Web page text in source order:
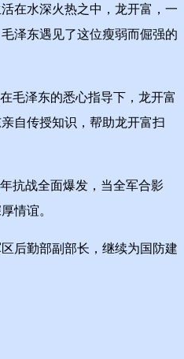
在水深火热之中，龙开富，一
泽东遇见了这位瘦弱而倔强的
毛泽东的悉心指导下，龙开富
自传授知识，帮助龙开富扫
抗战全面爆发，当全军合影
情谊。
后勤部副部长，继续为国防建